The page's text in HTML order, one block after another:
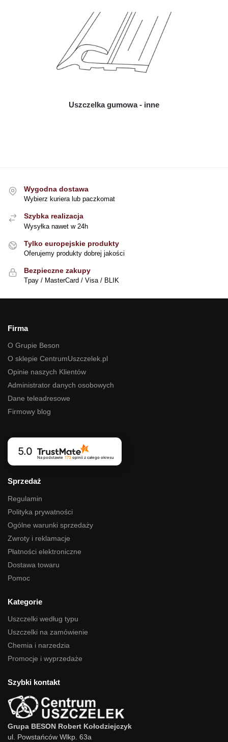
Uszczelka gumowa - inne
Wygodna dostawa
Wybierz kuriera lub paczkomat
Szybka realizacja
Wysyłka nawet w 24h
Tylko europejskie produkty
Oferujemy produkty dobrej jakości
Bezpieczne zakupy
Tpay / MasterCard / Visa / BLIK
Firma
O Grupie Beson
O sklepie CentrumUszczelek.pl
Opinie naszych Klientów
Administrator danych osobowych
Dane teleadresowe
Firmowy blog
5.0
Na podstawie 173opinii z całego okresu
Sprzedaż
Regulamin
Polityka prywatności
Ogólne warunki sprzedaży
Zwroty i reklamacje
Płatności elektroniczne
Dostawa towaru
Pomoc
Kategorie
Uszczelki według typu
Uszczelki na zamówienie
Chemia i narzedzia
Promocje i wyprzedaże
Szybki kontakt
Grupa BESON Robert Kołodziejczyk
ul. Powstańców Wlkp. 63a